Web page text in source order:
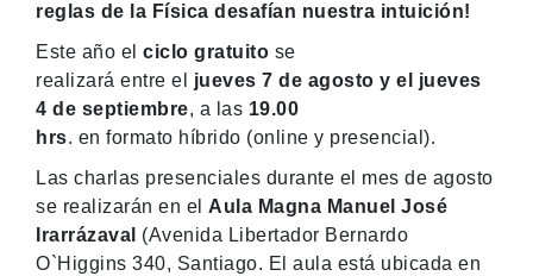
reglas de la Física desafían nuestra intuición!
Este año el ciclo gratuito se
realizará entre el jueves 7 de agosto y el jueves
4 de septiembre, a las 19.00
hrs. en formato híbrido (online y presencial).
Las charlas presenciales durante el mes de agosto
se realizarán en el Aula Magna Manuel José
Irarrázaval (Avenida Libertador Bernardo
O`Higgins 340, Santiago. El aula está ubicada en